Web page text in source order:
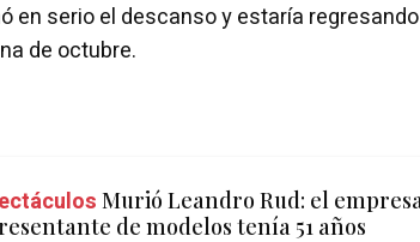
en serio el descanso y estaría
de octubre.
Murió Leandro Rud: el
de modelos tenía 51 años